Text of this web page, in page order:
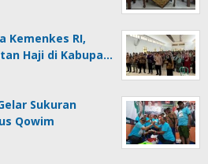
Kemenkes RI,
Haji di Kabupa…
Sukuran
Qowim